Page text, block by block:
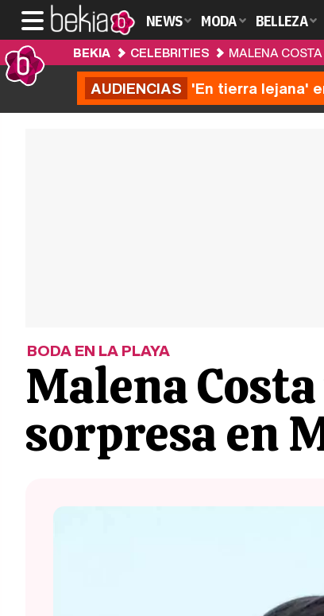
NEWS MODA BELLEZA
BEKIA CELEBRITIES MALENA
AUDIENCIAS 'En tierra lejana'
BODA EN LA PLAYA
Malena
sorpresa en